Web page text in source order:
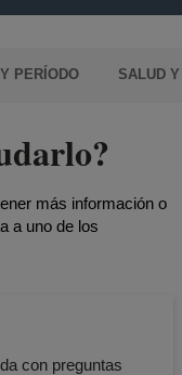
PERÍODO SALUD
más información o
a uno de los
con preguntas